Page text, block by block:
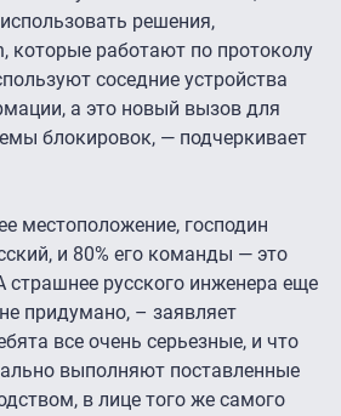
решения,
которые работают по протоколу
соседние устройства
а это новый вызов для
блокировок, — подчеркивает
местоположение, господин
и 80% его команды — это
страшнее русского инженера еще
придумано, – заявляет
все очень серьезные, и что
выполняют поставленные
в лице того же самого